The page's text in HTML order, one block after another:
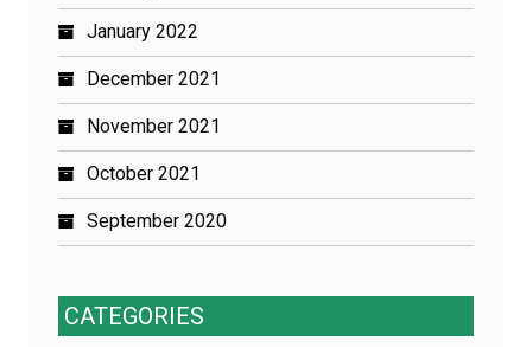
January 2022
December 2021
November 2021
October 2021
September 2020
CATEGORIES